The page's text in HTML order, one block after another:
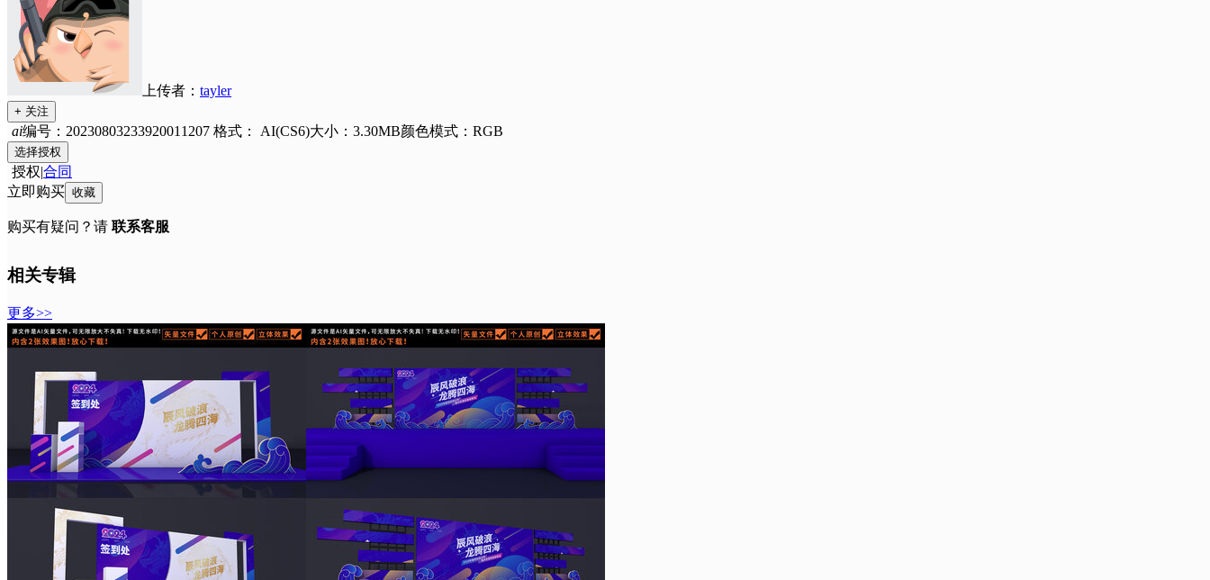
上传者： tayler
+ 关注
编号：20230803233920011207 格式： AI(CS6)
ai 大小：3.30MB颜色模式：RGB
选择授权
授权|合同
立即购买 收藏
购买有疑问？请 联系客服
相关专辑
更多>>